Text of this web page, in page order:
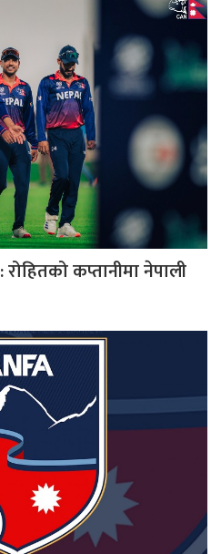
कप्तानीमा नेपाली